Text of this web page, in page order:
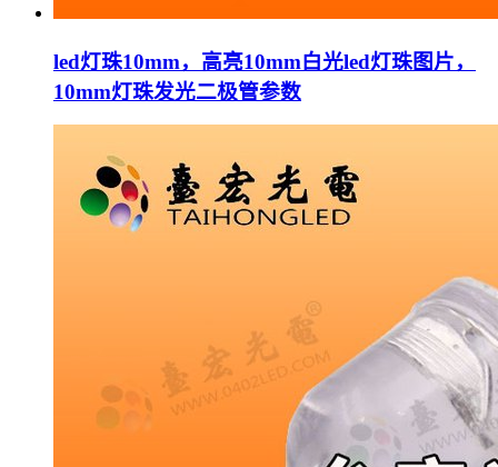
led灯珠10mm，高亮10mm白光led灯珠图片，
10mm灯珠发光二极管参数